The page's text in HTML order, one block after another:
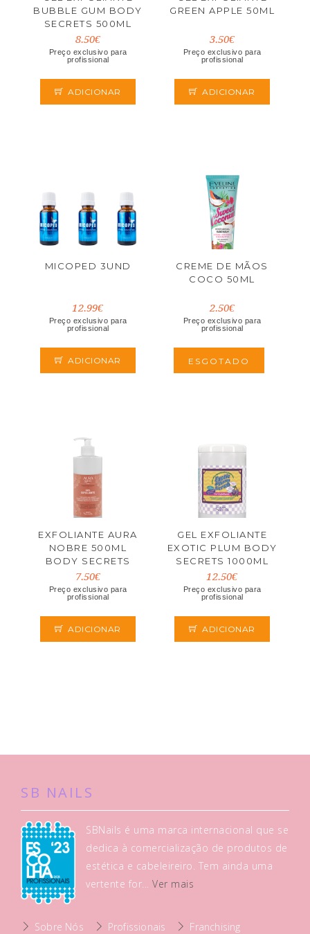
BUBBLE GUM BODY
SECRETS 500ML
8.50€
Preço exclusivo para
profissional
ADICIONAR
GREEN APPLE 50ML
3.50€
Preço exclusivo para
profissional
ADICIONAR
MICOPED 3UND
12.99€
Preço exclusivo para
profissional
ADICIONAR
CREME DE MÃOS
COCO 50ML
2.50€
Preço exclusivo para
profissional
ESGOTADO
EXFOLIANTE AURA
NOBRE 500ML
BODY SECRETS
7.50€
Preço exclusivo para
profissional
ADICIONAR
GEL EXFOLIANTE
EXOTIC PLUM BODY
SECRETS 1000ML
12.50€
Preço exclusivo para
profissional
ADICIONAR
SB NAILS
SBNails é uma marca internacional que se
dedica à comercialização de produtos de
estética e cabeleireiro. Tem ainda uma
vertente for...Ver mais
Sobre Nós Profissionais Franchising